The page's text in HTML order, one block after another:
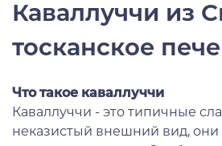
Каваллуччи из
тосканское
Что такое каваллуччи
Каваллуччи - это типичные
неказистый внешний вид,